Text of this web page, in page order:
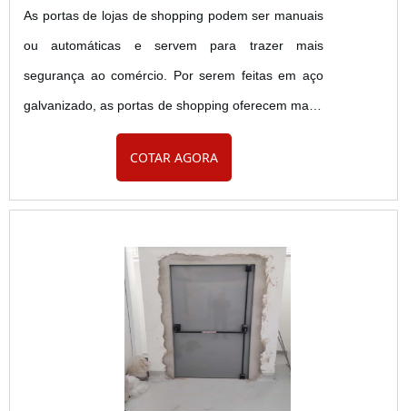
As portas de lojas de shopping podem ser manuais
ou automáticas e servem para trazer mais
segurança ao comércio. Por serem feitas em aço
galvanizado, as portas de shopping oferecem maior
resistência e segurança, pois é um material
resistente, leve, fácil de manusear e a soleira, local
ambiente fique mais bonito e versátil. Modos de
abertura das portas de l....
COTAR AGORA